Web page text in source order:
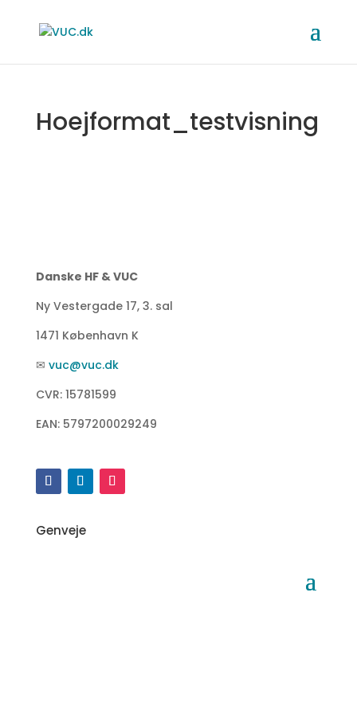
Hoejformat_testvisning
Danske HF & VUC
Ny Vestergade 17, 3. sal
1471 København K
✉ vuc@vuc.dk
CVR: 15781599
EAN: 5797200029249
Genveje